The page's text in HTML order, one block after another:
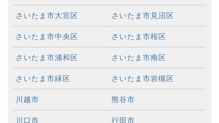
さいたま市大宮区 さいたま市見沼区
さいたま市中央区 さいたま市桜区
さいたま市浦和区 さいたま市南区
さいたま市緑区 さいたま市岩槻区
川越市 熊谷市
川口市 行田市